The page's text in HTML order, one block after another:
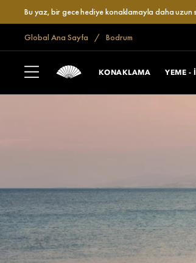
Bu yaz, bir gece hediye konaklamayla daha uzun
Global Ana Sayfa Bodrum
KONAKLAMA YEME -